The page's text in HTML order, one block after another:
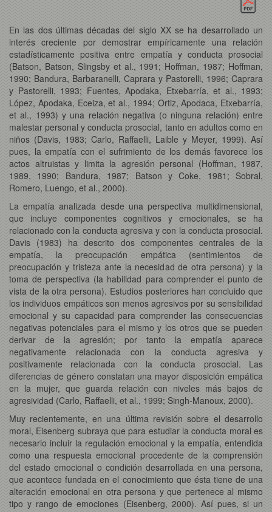
En las dos últimas décadas del siglo XX se ha desarrollado un
interés creciente por demostrar empíricamente una relación
estadísticamente positiva entre empatía y conducta prosocial
(Batson, Batson, Slingsby et al., 1991; Hoffman, 1987; Hoffman,
1990; Bandura, Barbaranelli, Caprara y Pastorelli, 1996; Caprara
y Pastorelli, 1993; Fuentes, Apodaka, Etxebarría, et al., 1993;
López, Apodaka, Eceiza, et al., 1994; Ortiz, Apodaca, Etxebarría,
et al., 1993) y una relación negativa (o ninguna relación) entre
malestar personal y conducta prosocial, tanto en adultos como en
niños (Davis, 1983; Carlo, Raffaelli, Laible y Meyer, 1999). Así
pues, la empatía con el sufrimiento de los demás favorece los
actos altruistas y limita la agresión personal (Hoffman, 1987,
1989, 1990; Bandura, 1987; Batson y Coke, 1981; Sobral,
Romero, Luengo, et al., 2000).
La empatía analizada desde una perspectiva multidimensional,
que incluye componentes cognitivos y emocionales, se ha
relacionado con la conducta agresiva y con la conducta prosocial.
Davis (1983) ha descrito dos componentes centrales de la
empatía, la preocupación empática (sentimientos de
preocupación y tristeza ante la necesidad de otra persona) y la
toma de perspectiva (la habilidad para comprender el punto de
vista de la otra persona). Estudios posteriores han concluido que
los individuos empáticos son menos agresivos por su sensibilidad
emocional y su capacidad para comprender las consecuencias
negativas potenciales para el mismo y los otros que se pueden
derivar de la agresión; por tanto la empatía aparece
negativamente relacionada con la conducta agresiva y
positivamente relacionada con la conducta prosocial. Las
diferencias de género constatan una mayor disposición empática
en la mujer, que guarda relación con niveles más bajos de
agresividad (Carlo, Raffaelli, et al., 1999; Singh-Manoux, 2000).
Muy recientemente, en una última revisión sobre el desarrollo
moral, Eisenberg subraya que para estudiar la conducta moral es
necesario incluir la regulación emocional y la empatía, entendida
como una respuesta emocional procedente de la comprensión
del estado emocional o condición desarrollada en una persona,
que acontece fundada en el conocimiento que ésta tiene de una
alteración emocional en otra persona y que pertenece al mismo
tipo y rango de emociones (Eisenberg, 2000). Así pues, si un